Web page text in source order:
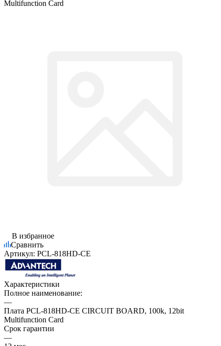
Multifunction Card
В избранное
Сравнить
Артикул: PCL-818HD-CE
Характеристики
Полное наименование:
—
Плата PCL-818HD-CE CIRCUIT BOARD, 100k, 12bit
Multifunction Card
Срок гарантии
—